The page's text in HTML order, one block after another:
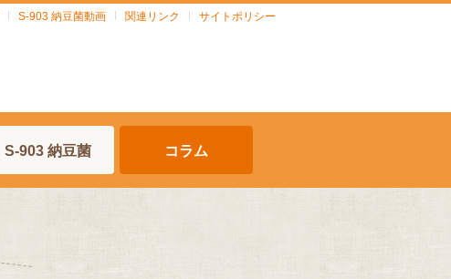
S-903 納豆菌動画 関連リンク サイトポリシー
S-903 納豆菌 コラム